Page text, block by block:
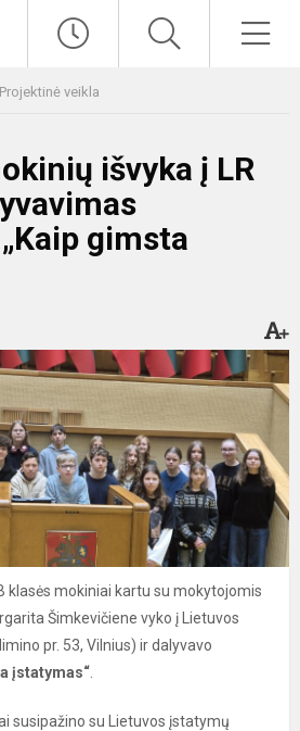
Projektinė veikla
išvyka į LR
gimsta
klasės mokiniai kartu su mokytojomis
Šimkevičiene vyko į Lietuvos
pr. 53, Vilnius) ir dalyvavo
įstatymas“
susipažino su Lietuvos įstatymų